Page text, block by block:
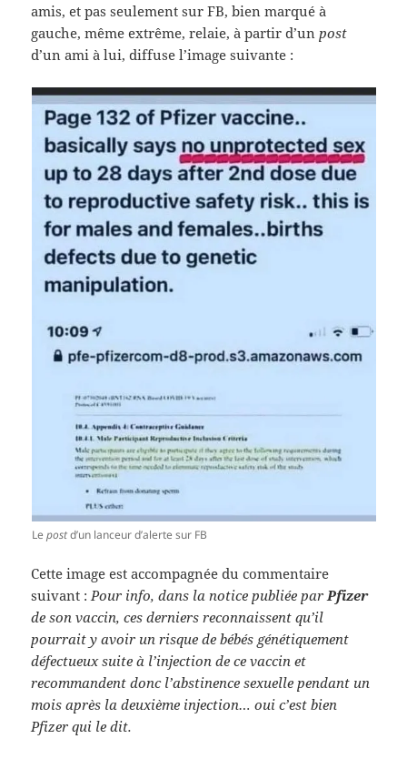
amis, et pas seulement sur FB, bien marqué à
gauche, même extrême, relaie, à partir d’un post
d’un ami à lui, diffuse l’image suivante :
Le postd’un lanceur d’alerte sur FB
Cette image est accompagnée du commentaire
suivant : Pour info, dans la notice publiée par Pfizer
de son vaccin, ces derniers reconnaissent qu’il
pourrait y avoir un risque de bébés génétiquement
défectueux suite à l’injection de ce vaccin et
recommandent donc l’abstinence sexuelle pendant un
mois après la deuxième injection… oui c’est bien
Pfizer qui le dit.